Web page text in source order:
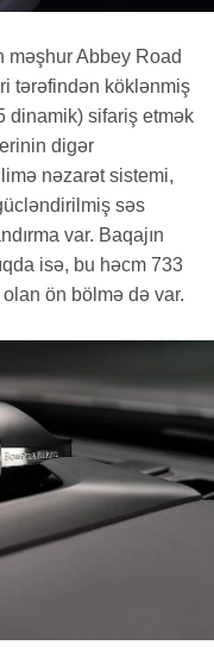
Abbey Road
tərəfindən köklənmiş
dinamik) sifariş etmək
digər
nəzarət sistemi,
səs
var. Baqajın
isə, bu həcm 733
olan ön bölmə də var.